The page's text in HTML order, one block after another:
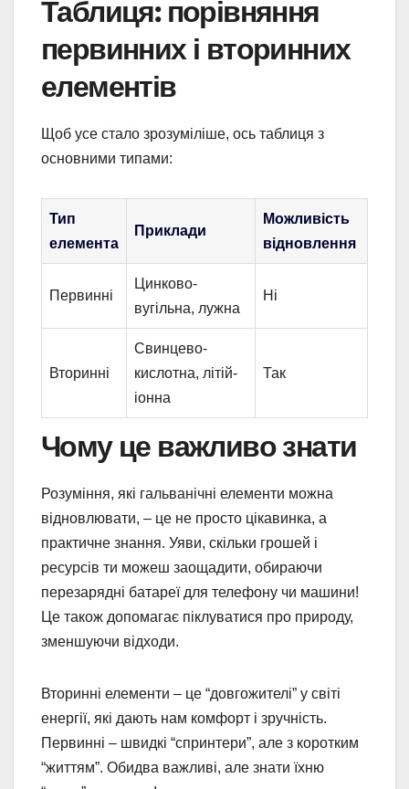
Таблиця: порівняння
первинних і вторинних
елементів
Щоб усе стало зрозуміліше, ось таблиця з
основними типами:
Тип
елемента
Приклади
Можливість
відновлення
Первинні
Цинково-
вугільна, лужна
Ні
Вторинні
Свинцево-
кислотна, літій-
іонна
Так
Чому це важливо знати
Розуміння, які гальванічні елементи можна
відновлювати, – це не просто цікавинка, а
практичне знання. Уяви, скільки грошей і
ресурсів ти можеш заощадити, обираючи
перезарядні батареї для телефону чи машини!
Це також допомагає піклуватися про природу,
зменшуючи відходи.
Вторинні елементи – це “довгожителі” у світі
енергії, які дають нам комфорт і зручність.
Первинні – швидкі “спринтери”, але з коротким
“життям”. Обидва важливі, але знати їхню